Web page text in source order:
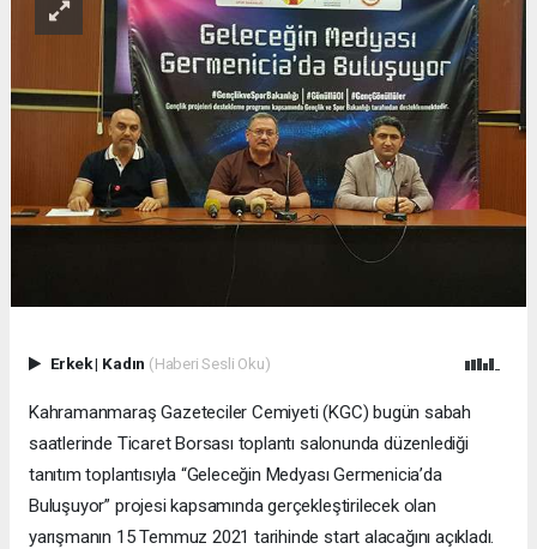
Erkek| Kadın (Haberi Sesli Oku)
Kahramanmaraş Gazeteciler Cemiyeti (KGC) bugün sabah
saatlerinde Ticaret Borsası toplantı salonunda düzenlediği
tanıtım toplantısıyla “Geleceğin Medyası Germenicia’da
Buluşuyor” projesi kapsamında gerçekleştirilecek olan
yarışmanın 15 Temmuz 2021 tarihinde start alacağını açıkladı.